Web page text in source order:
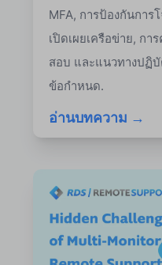
MFA, การป้องกันกา
เปิดเผยเครือข่าย, กา
สอบ และแนวทางปฏิ
ข้อกำหนด.
อ่านบทความ →